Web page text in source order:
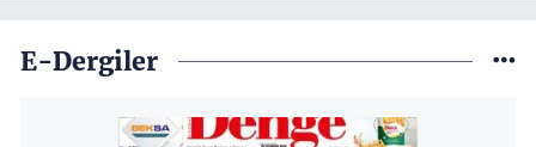
E-Dergiler